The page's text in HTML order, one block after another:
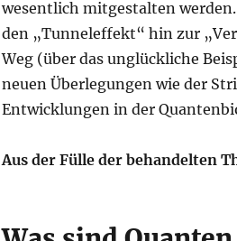
wesentlich mitgestalten
den „Tunneleffekt“ hin zur
Weg (über das unglückliche
neuen Überlegungen wie der
Entwicklungen in der
Aus der Fülle der behandelten